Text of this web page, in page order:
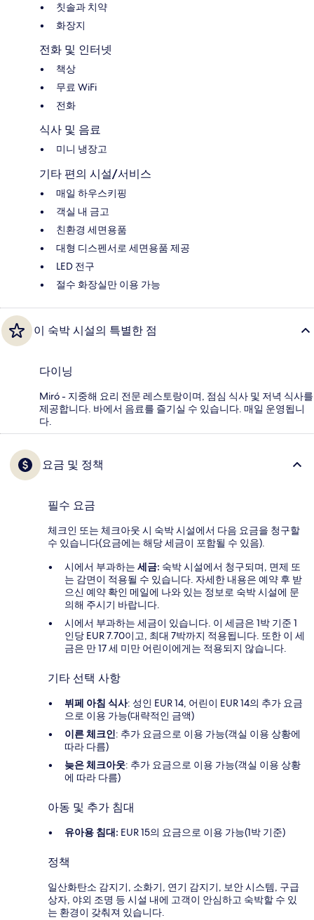
칫솔과 치약
화장지
전화 및 인터넷
책상
무료 WiFi
전화
식사 및 음료
미니 냉장고
기타 편의 시설/서비스
매일 하우스키핑
객실 내 금고
친환경 세면용품
대형 디스펜서로 세면용품 제공
LED 전구
절수 화장실만 이용 가능
이 숙박 시설의 특별한 점
다이닝
Miró - 지중해 요리 전문 레스토랑이며, 점심 식사 및 저녁 식사를
제공합니다. 바에서 음료를 즐기실 수 있습니다. 매일 운영됩니
다.
요금 및 정책
필수 요금
체크인 또는 체크아웃 시 숙박 시설에서 다음 요금을 청구할
수 있습니다(요금에는 해당 세금이 포함될 수 있음).
시에서 부과하는 세금: 숙박 시설에서 청구되며, 면제 또
는 감면이 적용될 수 있습니다. 자세한 내용은 예약 후 받
으신 예약 확인 메일에 나와 있는 정보로 숙박 시설에 문
의해 주시기 바랍니다.
시에서 부과하는 세금이 있습니다. 이 세금은 1박 기준 1
인당 EUR 7.70이고, 최대 7박까지 적용됩니다. 또한 이 세
금은 만 17 세 미만 어린이에게는 적용되지 않습니다.
기타 선택 사항
뷔페 아침 식사: 성인 EUR 14, 어린이 EUR 14의 추가 요금
으로 이용 가능(대략적인 금액)
이른 체크인: 추가 요금으로 이용 가능(객실 이용 상황에
따라 다름)
늦은 체크아웃: 추가 요금으로 이용 가능(객실 이용 상황
에 따라 다름)
아동 및 추가 침대
유아용 침대: EUR 15의 요금으로 이용 가능(1박 기준)
정책
일산화탄소 감지기, 소화기, 연기 감지기, 보안 시스템, 구급
상자, 야외 조명 등 시설 내에 고객이 안심하고 숙박할 수 있
는 환경이 갖춰져 있습니다.